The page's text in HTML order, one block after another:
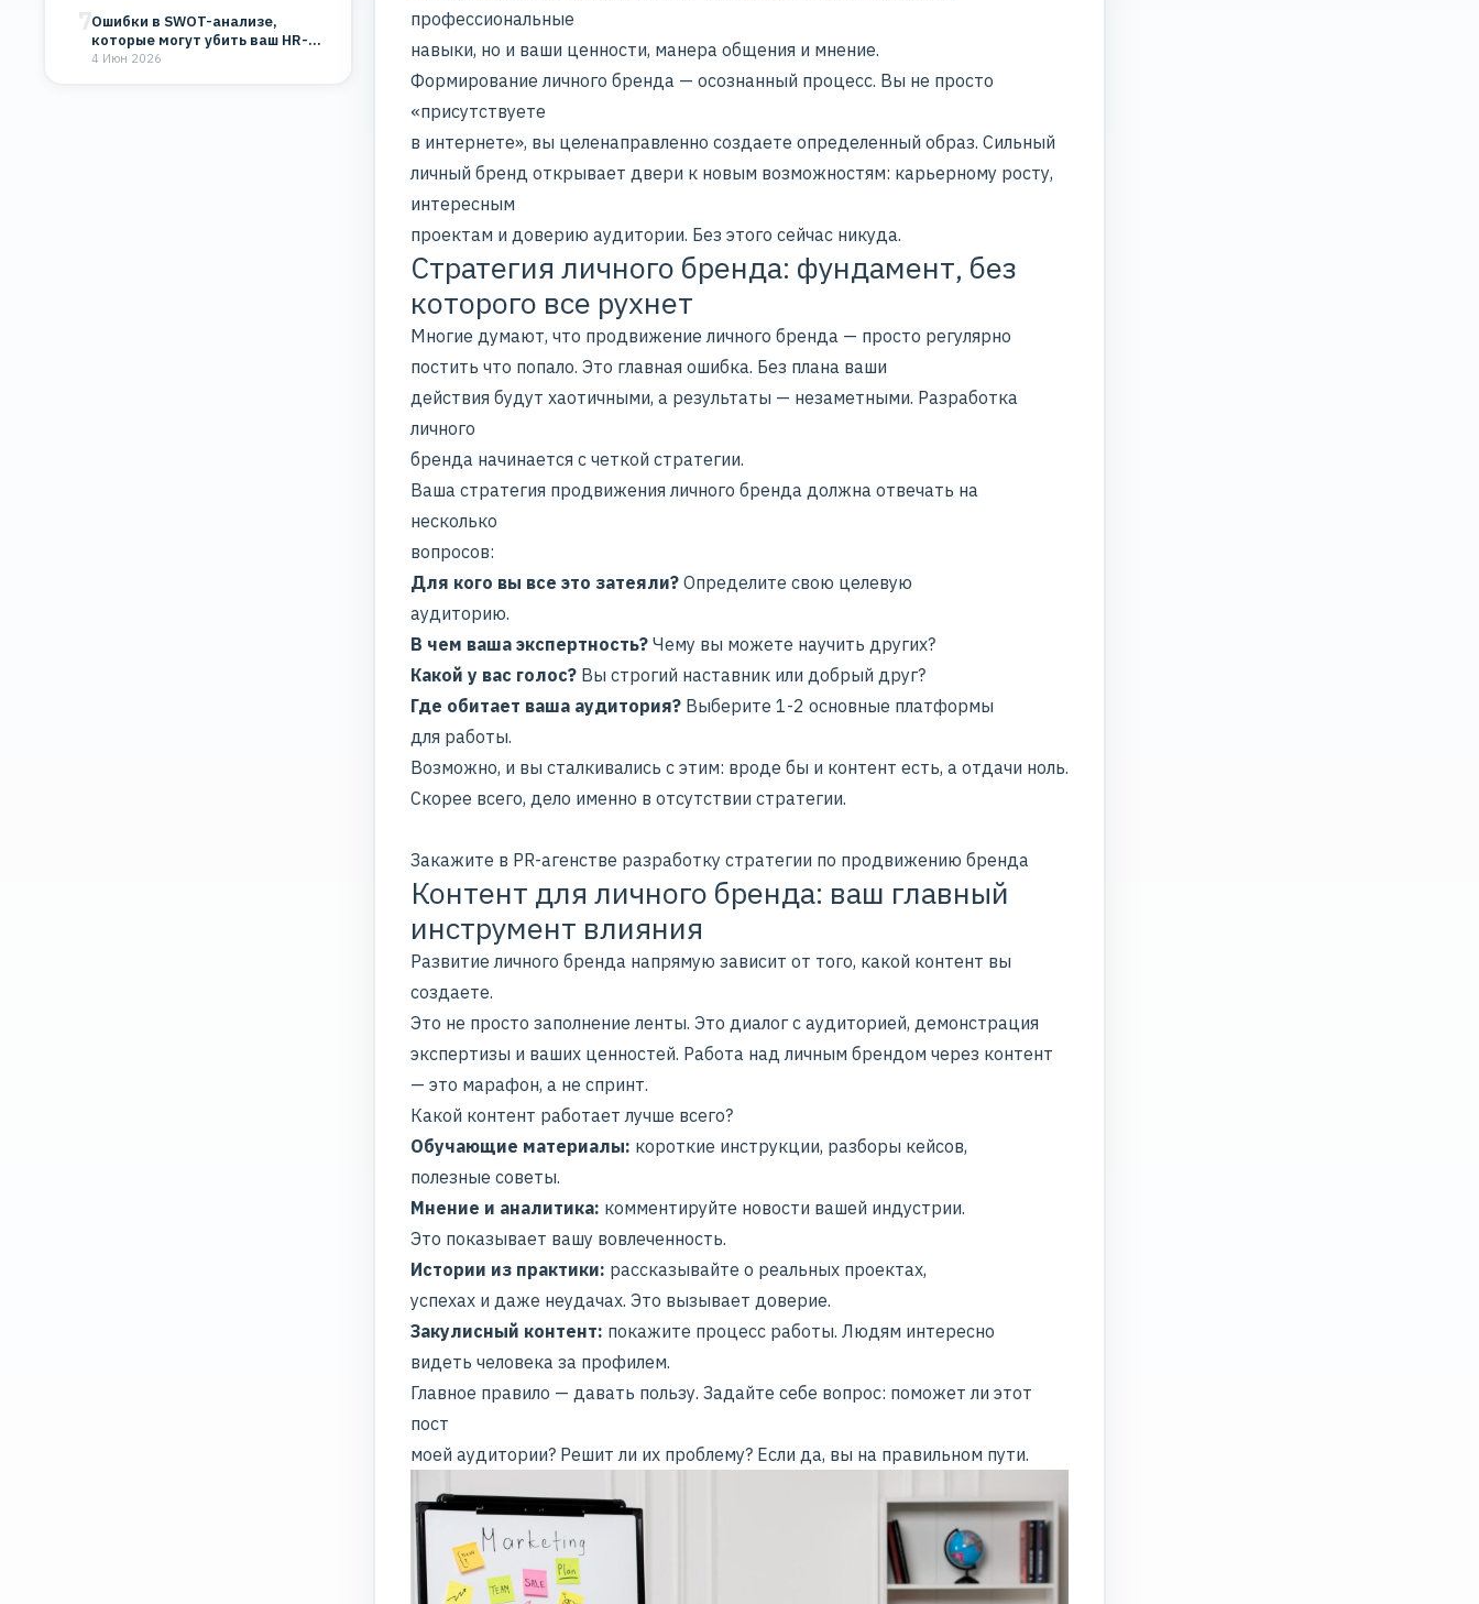
7Ошибки в SWOT-анализе,
которые могут убить ваш HR-
бренд и бизнес
4 Июн 2026
профессиональные
навыки, но и ваши ценности, манера общения и мнение.
Формирование личного бренда — осознанный процесс. Вы не просто
«присутствуете
в интернете», вы целенаправленно создаете определенный образ. Сильный
личный бренд открывает двери к новым возможностям: карьерному росту,
интересным
проектам и доверию аудитории. Без этого сейчас никуда.
Стратегия личного бренда: фундамент, без
которого все рухнет
Многие думают, что продвижение личного бренда — просто регулярно
постить что попало. Это главная ошибка. Без плана ваши
действия будут хаотичными, а результаты — незаметными. Разработка
личного
бренда начинается с четкой стратегии.
Ваша стратегия продвижения личного бренда должна отвечать на
несколько
вопросов:
Для кого вы все это затеяли? Определите свою целевую
аудиторию.
В чем ваша экспертность? Чему вы можете научить других?
Какой у вас голос? Вы строгий наставник или добрый друг?
Где обитает ваша аудитория? Выберите 1-2 основные платформы
для работы.
Возможно, и вы сталкивались с этим: вроде бы и контент есть, а отдачи ноль.
Скорее всего, дело именно в отсутствии стратегии.
Закажите в PR-агенстве разработку стратегии по продвижению бренда
Контент для личного бренда: ваш главный
инструмент влияния
Развитие личного бренда напрямую зависит от того, какой контент вы
создаете.
Это не просто заполнение ленты. Это диалог с аудиторией, демонстрация
экспертизы и ваших ценностей. Работа над личным брендом через контент
— это марафон, а не спринт.
Какой контент работает лучше всего?
Обучающие материалы: короткие инструкции, разборы кейсов,
полезные советы.
Мнение и аналитика: комментируйте новости вашей индустрии.
Это показывает вашу вовлеченность.
Истории из практики: рассказывайте о реальных проектах,
успехах и даже неудачах. Это вызывает доверие.
Закулисный контент: покажите процесс работы. Людям интересно
видеть человека за профилем.
Главное правило — давать пользу. Задайте себе вопрос: поможет ли этот
пост
моей аудитории? Решит ли их проблему? Если да, вы на правильном пути.